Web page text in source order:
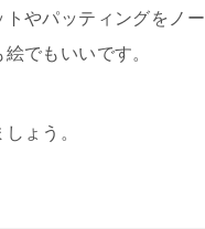
やパッティングをノー
でもいいです。
ょう。